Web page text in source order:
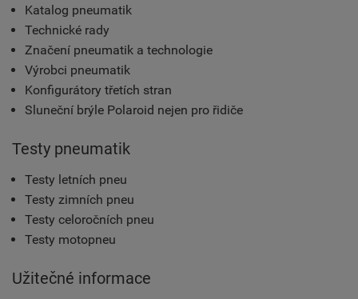
Katalog pneumatik
Technické rady
Značení pneumatik a technologie
Výrobci pneumatik
Konfigurátory třetích stran
Sluneční brýle Polaroid nejen pro řidiče
Testy pneumatik
Testy letních pneu
Testy zimních pneu
Testy celoročních pneu
Testy motopneu
Užitečné informace